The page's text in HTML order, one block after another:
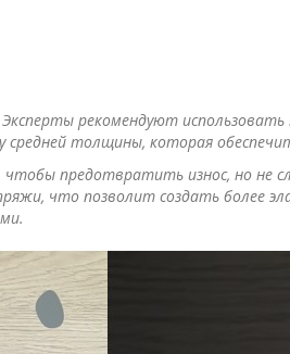
рекомендуют использовать
толщины, которая
предотвратить износ, но не
что позволит создать более